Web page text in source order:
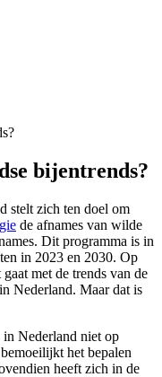
bijentrends?
stelt zich ten doel om
de afnames van wilde
Dit programma is in
in 2023 en 2030. Op
met de trends van de
Nederland. Maar dat is
Nederland niet op
het bepalen
heeft zich in de